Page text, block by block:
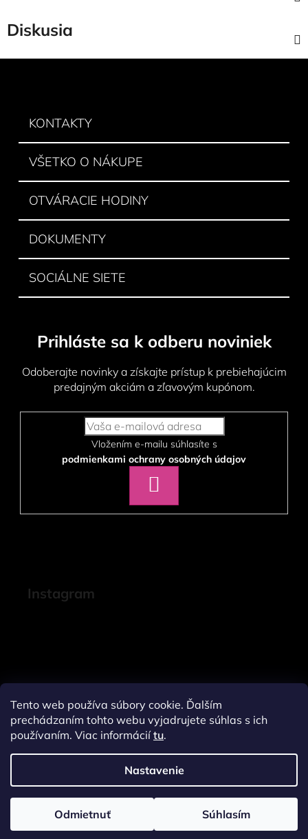
Tento web používa súbory cookie. Ďalším
prechádzaním tohto webu vyjadrujete súhlas s ich
používaním. Viac informáciítu.
Nastavenie
Odmietnuť Súhlasím
Diskusia
KONTAKTY
VŠETKO O NÁKUPE
OTVÁRACIE HODINY
DOKUMENTY
SOCIÁLNE SIETE
Prihláste sa k odberu noviniek
Odoberajte novinky a získajte prístup k prebiehajúcim
predajným akciám a zľavovým kupónom.
podmienkami ochrany osobných údajov
SA
Instagram
Vytvoril Shoptet
Adatelier
Copyright 2026Janeline.sk. Všetky práva vyhradené.